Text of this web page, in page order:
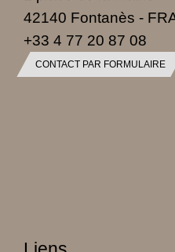
42140 Fontanès -
+33 4 77 20 87 08
CONTACT PAR FORMULAIRE